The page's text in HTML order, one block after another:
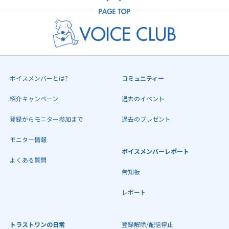
ボイスメンバーとは?
紹介キャンペーン
登録からモニター参加まで
モニター情報
よくある質問
コミュニティー
過去のイベント
過去のプレゼント
ボイスメンバーレポート
告知板
レポート
トラストワンの日常 登録解除/配信停止